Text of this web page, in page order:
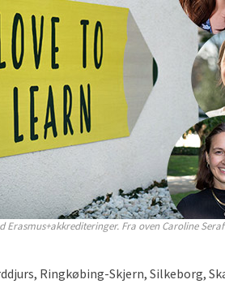
Erasmus+akkrediteringer. Fra oven Caroline
Ringkøbing-Skjern, Silkeborg,